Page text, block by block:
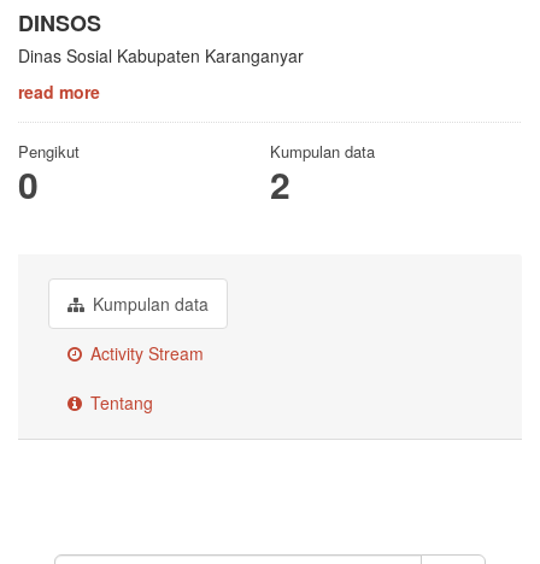
DINSOS
Dinas Sosial Kabupaten Karanganyar
read more
Pengikut
0
Kumpulan data
2
Kumpulan data
Activity Stream
Tentang